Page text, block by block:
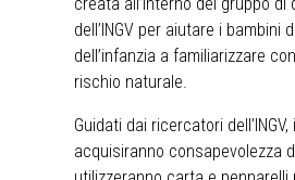
creata all’interno del gruppo di
dell’INGV per aiutare i bambini
dell’infanzia a familiarizzare
rischio naturale.
Guidati dai ricercatori
acquisiranno consapevolezza